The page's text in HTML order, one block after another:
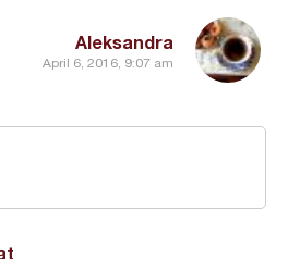
Aleksandra
April 6, 2016, 9:07 am